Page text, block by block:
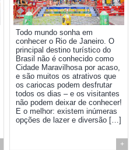
Todo mundo sonha em
conhecer o Rio de Janeiro. O
principal destino turístico do
Brasil não é conhecido como
Cidade Maravilhosa por acaso,
e são muitos os atrativos que
os cariocas podem desfrutar
todos os dias – e os visitantes
não podem deixar de conhecer!
E o melhor: existem inúmeras
opções de lazer e diversão […]
+